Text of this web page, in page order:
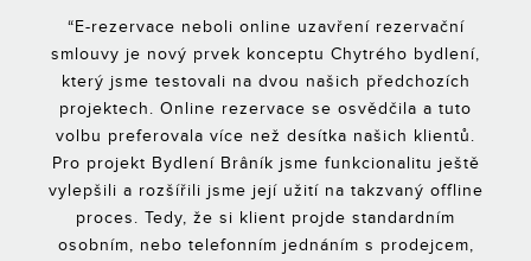
“E-rezervace neboli online uzavření rezervační
smlouvy je nový prvek konceptu Chytrého bydlení,
který jsme testovali na dvou našich předchozích
projektech. Online rezervace se osvědčila a tuto
volbu preferovala více než desítka našich klientů.
Pro projekt Bydlení Brâník jsme funkcionalitu ještě
vylepšili a rozšířili jsme její užití na takzvaný offline
proces. Tedy, že si klient projde standardním
osobním, nebo telefonním jednáním s prodejcem,